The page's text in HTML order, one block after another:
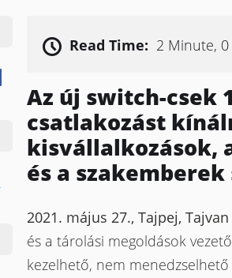
Read Time: 2 Minute,
Az új switch-csek
csatlakozást
kisvállalkozások,
és a szakemberek
2021. május 27., Tajpej, Tajvan
és a tárolási megoldások
kezelhető, nem